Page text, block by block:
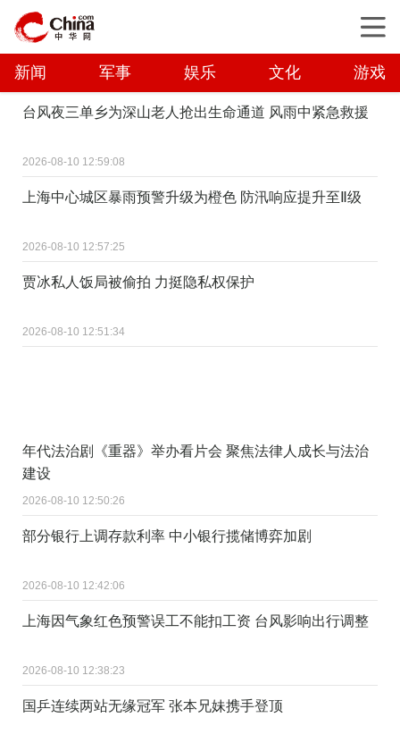
新闻 军事 娱乐 文化 游戏
台风夜三单乡为深山老人抢出生命通道 风雨中紧急救援
2026-08-10 12:59:08
上海中心城区暴雨预警升级为橙色 防汛响应提升至Ⅱ级
2026-08-10 12:57:25
贾冰私人饭局被偷拍 力挺隐私权保护
2026-08-10 12:51:34
年代法治剧《重器》举办看片会 聚焦法律人成长与法治
建设
2026-08-10 12:50:26
部分银行上调存款利率 中小银行揽储博弈加剧
2026-08-10 12:42:06
上海因气象红色预警误工不能扣工资 台风影响出行调整
2026-08-10 12:38:23
国乒连续两站无缘冠军 张本兄妹携手登顶